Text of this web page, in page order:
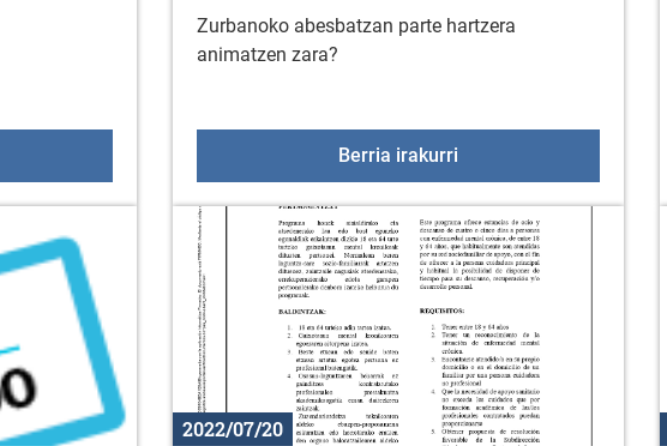
Zurbanoko abesbatzan parte hartzera
animatzen zara?
Berria irakurriZurbanoko abesbatza
2022/07/20